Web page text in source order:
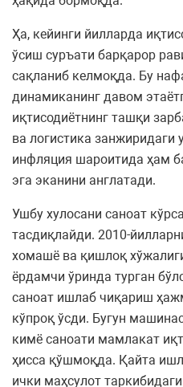
Ҳа, кейинги йилларда
ўсиш суръати барқарор
сақланиб келмоқда. Бу
динамиканинг давом
иқтисодиётнинг ташқи
ва логистика
инфляция шароитида ҳам
эга эканини англатади.
Ушбу хулосани саноат
тасдиқлайди. 2010-
хомашё ва қишлоқ
ёрдамчи ўринда турган
саноат ишлаб чиқариш
кўпроқ ўсди. Бугун
кимё саноати мамлакат
ҳисса қўшмоқда. Қайта
ички маҳсулот